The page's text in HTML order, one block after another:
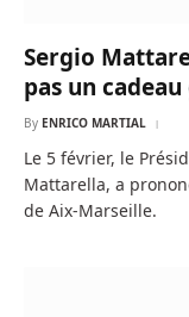
Sergio
pas un
By ENRICO MARTIAL
Le 5 février, le
Mattarella, a
de Aix-Marseille.